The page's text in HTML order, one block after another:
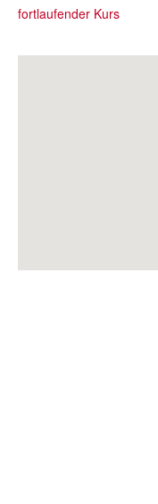
fortlaufender Kurs